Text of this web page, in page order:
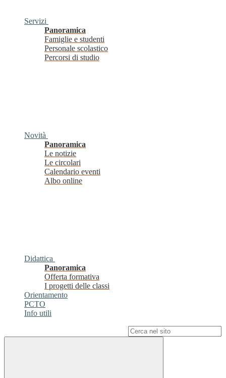
Servizi
Panoramica
Famiglie e studenti
Personale scolastico
Percorsi di studio
Novità
Panoramica
Le notizie
Le circolari
Calendario eventi
Albo online
Didattica
Panoramica
Offerta formativa
I progetti delle classi
Orientamento
PCTO
Info utili